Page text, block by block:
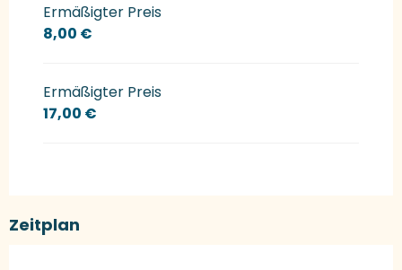
Ermäßigter Preis
8,00 €
Ermäßigter Preis
17,00 €
Zeitplan